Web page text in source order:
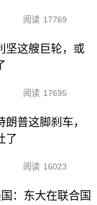
阅读 17769
坚这艘巨轮，或
阅读 17695
普这脚刹车，
了
阅读 16023
：东大在联合国